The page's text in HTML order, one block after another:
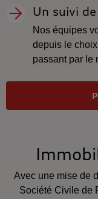
Un suivi
Nos équipes
depuis le
passant par le
Avec une mise de
Société Civile de